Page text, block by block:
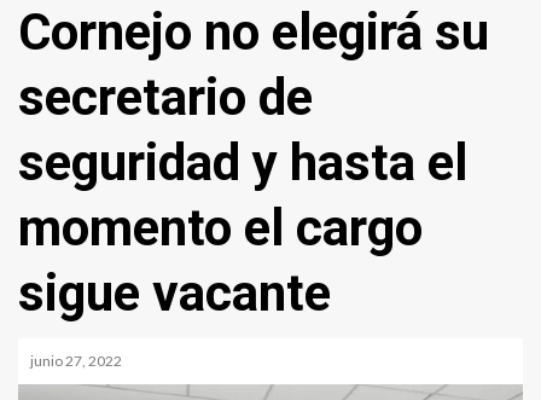
Cornejo no elegirá su
secretario de
seguridad y hasta el
momento el cargo
sigue vacante
junio 27, 2022